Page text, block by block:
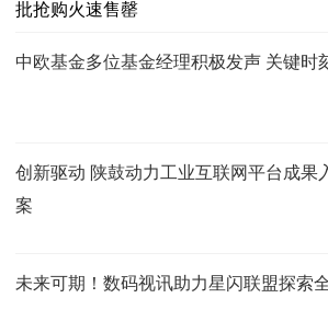
中欧基金多位基金经理积极发声 关键时
创新驱动 陕鼓动力工业互联网平台成果
案
未来可期！数码视讯助力星闪联盟探索